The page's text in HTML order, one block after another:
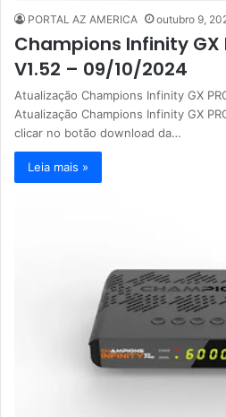
PORTAL AZ AMERICA outubro 9,
Champions Infinity GX
V1.52 – 09/10/2024
Atualização Champions Infinity GX
Atualização Champions Infinity GX
clicar no botão download da…
Leia mais »